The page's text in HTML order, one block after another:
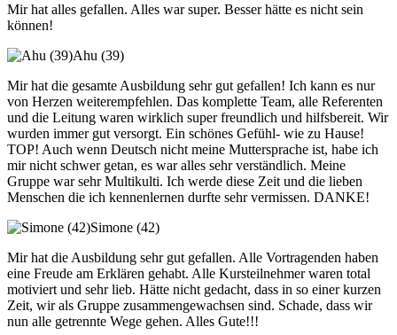
Mir hat alles gefallen. Alles war super. Besser hätte es nicht sein
können!
Ahu (39)
Mir hat die gesamte Ausbildung sehr gut gefallen! Ich kann es nur
von Herzen weiterempfehlen. Das komplette Team, alle Referenten
und die Leitung waren wirklich super freundlich und hilfsbereit. Wir
wurden immer gut versorgt. Ein schönes Gefühl- wie zu Hause!
TOP! Auch wenn Deutsch nicht meine Muttersprache ist, habe ich
mir nicht schwer getan, es war alles sehr verständlich. Meine
Gruppe war sehr Multikulti. Ich werde diese Zeit und die lieben
Menschen die ich kennenlernen durfte sehr vermissen. DANKE!
Simone (42)
Mir hat die Ausbildung sehr gut gefallen. Alle Vortragenden haben
eine Freude am Erklären gehabt. Alle Kursteilnehmer waren total
motiviert und sehr lieb. Hätte nicht gedacht, dass in so einer kurzen
Zeit, wir als Gruppe zusammengewachsen sind. Schade, dass wir
nun alle getrennte Wege gehen. Alles Gute!!!